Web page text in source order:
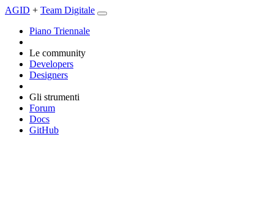
AGID + Team Digitale
Piano Triennale
Le community
Developers
Designers
Gli strumenti
Forum
Docs
GitHub